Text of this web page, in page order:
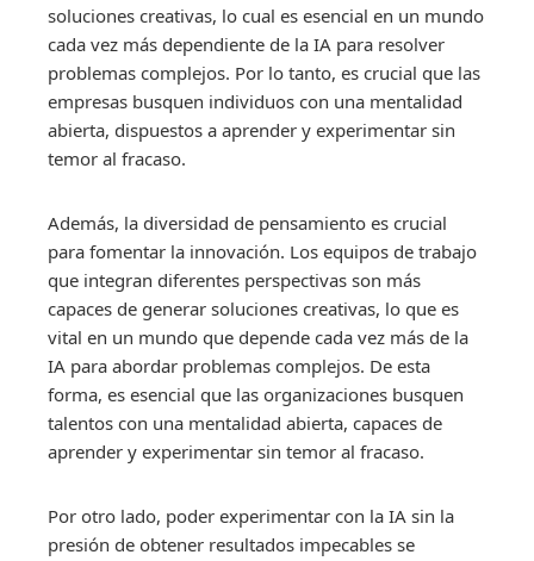
soluciones creativas, lo cual es esencial en un mundo
cada vez más dependiente de la IA para resolver
problemas complejos. Por lo tanto, es crucial que las
empresas busquen individuos con una mentalidad
abierta, dispuestos a aprender y experimentar sin
temor al fracaso.
Además, la diversidad de pensamiento es crucial
para fomentar la innovación. Los equipos de trabajo
que integran diferentes perspectivas son más
capaces de generar soluciones creativas, lo que es
vital en un mundo que depende cada vez más de la
IA para abordar problemas complejos. De esta
forma, es esencial que las organizaciones busquen
talentos con una mentalidad abierta, capaces de
aprender y experimentar sin temor al fracaso.
Por otro lado, poder experimentar con la IA sin la
presión de obtener resultados impecables se